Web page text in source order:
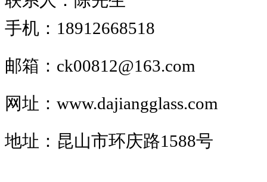
手机：18912668518
邮箱：ck00812@163.com
网址：www.dajiangglass.com
地址：昆山市环庆路1588号